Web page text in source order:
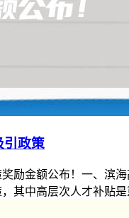
引政策
励金额公布！一、滨
其中高层次人才补贴是